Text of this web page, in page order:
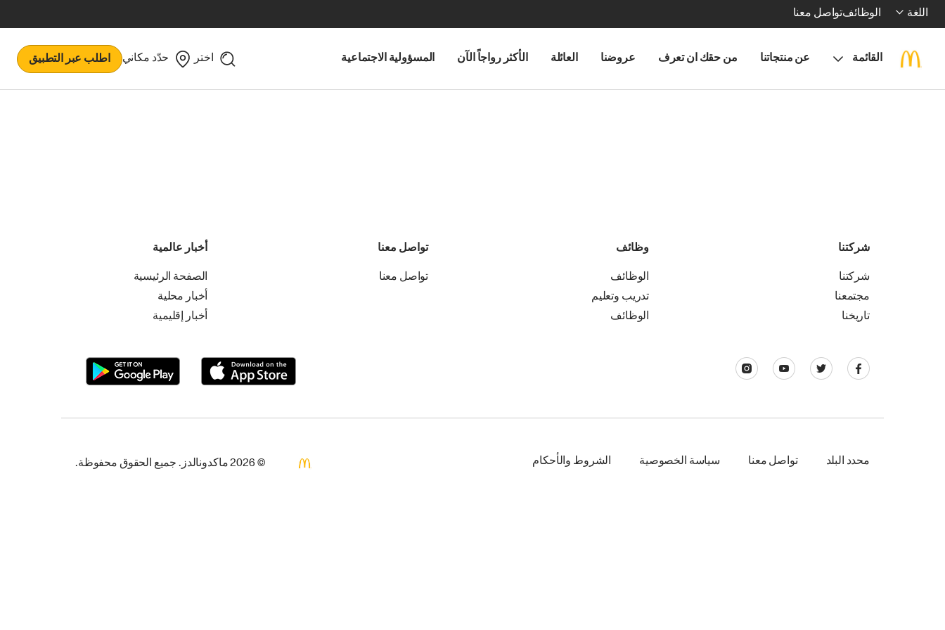
اللغة الوظائفتواصل معنا
القائمة عن منتجاتنا من حقك ان تعرف عروضنا العائلة الأكثر رواجاً الآن المسؤولية الاجتماعية اختر حدّد مكاني اطلب عبر التطبيق
شركتنا
شركتنا
مجتمعنا
تاريخنا
وظائف
الوظائف
تدريب وتعليم
الوظائف
تواصل معنا
تواصل معنا
أخبار عالمية
الصفحة الرئيسية
أخبار محلية
أخبار إقليمية
محدد البلد تواصل معنا سياسة الخصوصية الشروط والأحكام © 2026 ماكدونالدز. جميع الحقوق محفوظة.